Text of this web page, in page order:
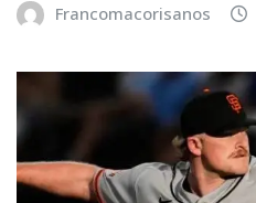
Francomacorisanos